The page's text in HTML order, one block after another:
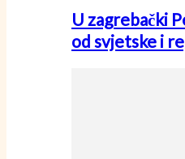
U zagrebački
od svjetske i